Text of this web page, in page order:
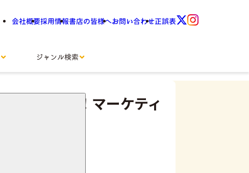
会社概要採用情報書店の皆様へお問い合わせ正誤表
ジャンル検索
いこなす！マーケティ